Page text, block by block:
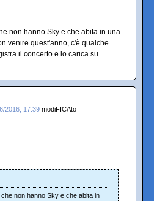
non hanno Sky e che abita in una
venire quest'anno, c'è qualche
il concerto e lo carica su
2016, 17:39 modiFICAto
non hanno Sky e che abita in